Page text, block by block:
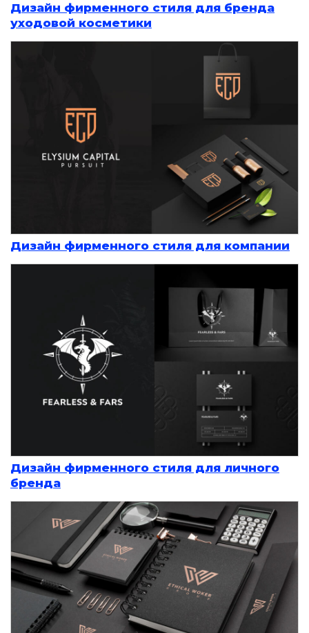
Дизайн фирменного стиля для бренда
уходовой косметики
Дизайн фирменного стиля для компании
Дизайн фирменного стиля для личного
бренда